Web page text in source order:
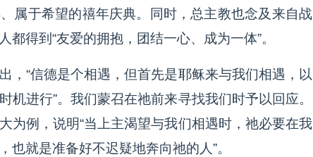
属于希望的禧年庆典。同时，总主教也念及来自战
得到“友爱的拥抱，团结一心、成为一体”。
，“信德是个相遇，但首先是耶稣来与我们相遇，以
机进行”。我们蒙召在祂前来寻找我们时予以回应。
为例，说明“当上主渴望与我们相遇时，祂必要在我
就是准备好不迟疑地奔向祂的人”。